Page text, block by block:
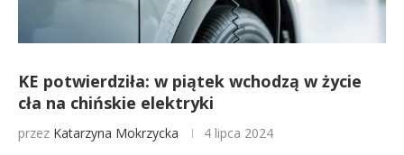
KE potwierdziła: w piątek wchodzą w życie
cła na chińskie elektryki
przez Katarzyna Mokrzycka 4 lipca 2024